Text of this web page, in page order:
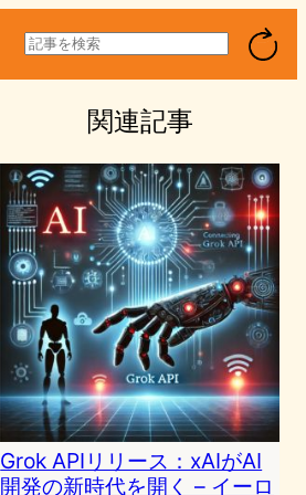
検
索
関連記事
Grok APIリリース：xAIがAI
開発の新時代を開く – イーロ